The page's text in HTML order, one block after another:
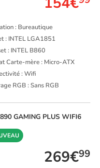
: Bureautique
: INTEL LGA1851
: INTEL B860
Carte-mère : Micro-ATX
: Wifi
RGB : Sans RGB
GAMING PLUS WIFI6
269€99